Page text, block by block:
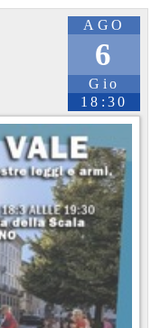
AGO
6
Gio
18:30